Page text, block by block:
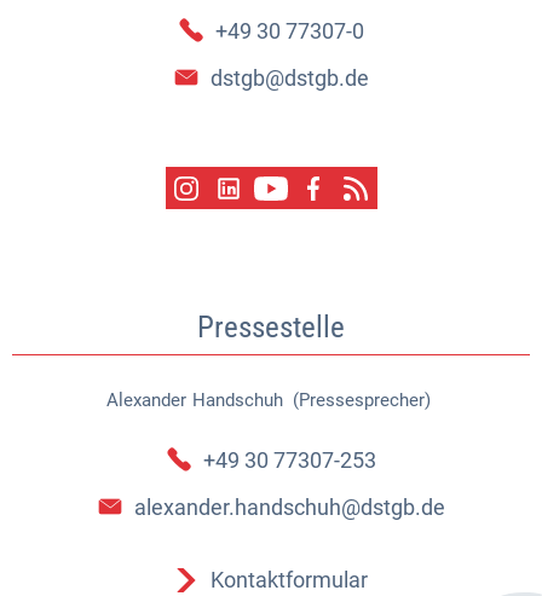
+49 30 77307-0
dstgb@dstgb.de
Pressestelle
Alexander Handschuh (Pressesprecher)
Alexander Handschuh
+49 30 77307-253
alexander.handschuh@dstgb.de
Kontaktformular